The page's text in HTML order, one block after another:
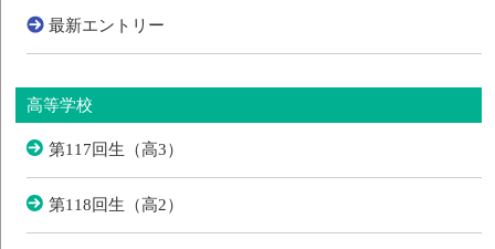
最新エントリー
高等学校
第117回生（高3）
第118回生（高2）